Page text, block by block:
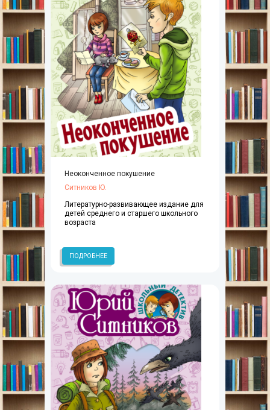
Неоконченное покушение
Ситников Ю.
Литературно-развивающее издание для
детей среднего и старшего школьного
возраста
ПОДРОБНЕЕ